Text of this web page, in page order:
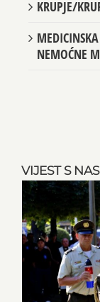
VIJEST S
KRUPJE/
NEMOĆNE